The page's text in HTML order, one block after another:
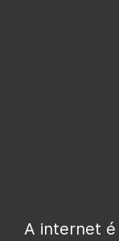
A internet é